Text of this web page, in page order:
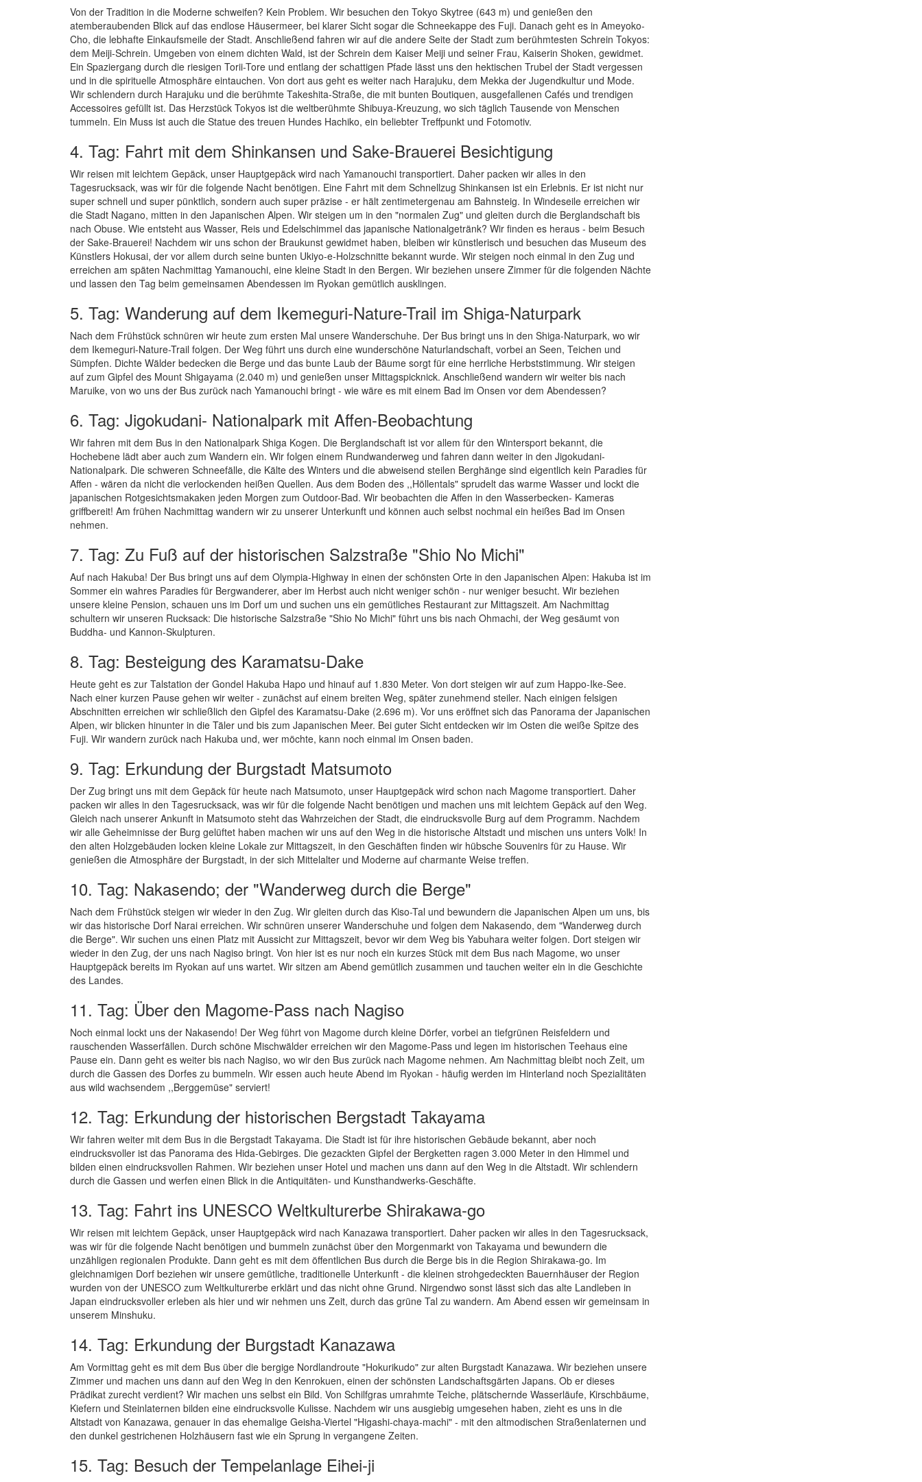
Von der Tradition in die Moderne schweifen? Kein Problem. Wir besuchen den Tokyo Skytree (643 m) und genießen den
atemberaubenden Blick auf das endlose Häusermeer, bei klarer Sicht sogar die Schneekappe des Fuji. Danach geht es in Ameyoko-
Cho, die lebhafte Einkaufsmeile der Stadt. Anschließend fahren wir auf die andere Seite der Stadt zum berühmtesten Schrein Tokyos:
dem Meiji-Schrein. Umgeben von einem dichten Wald, ist der Schrein dem Kaiser Meiji und seiner Frau, Kaiserin Shoken, gewidmet.
Ein Spaziergang durch die riesigen Torii-Tore und entlang der schattigen Pfade lässt uns den hektischen Trubel der Stadt vergessen
und in die spirituelle Atmosphäre eintauchen. Von dort aus geht es weiter nach Harajuku, dem Mekka der Jugendkultur und Mode.
Wir schlendern durch Harajuku und die berühmte Takeshita-Straße, die mit bunten Boutiquen, ausgefallenen Cafés und trendigen
Accessoires gefüllt ist. Das Herzstück Tokyos ist die weltberühmte Shibuya-Kreuzung, wo sich täglich Tausende von Menschen
tummeln. Ein Muss ist auch die Statue des treuen Hundes Hachiko, ein beliebter Treffpunkt und Fotomotiv.
4. Tag: Fahrt mit dem Shinkansen und Sake-Brauerei Besichtigung
Wir reisen mit leichtem Gepäck, unser Hauptgepäck wird nach Yamanouchi transportiert. Daher packen wir alles in den
Tagesrucksack, was wir für die folgende Nacht benötigen. Eine Fahrt mit dem Schnellzug Shinkansen ist ein Erlebnis. Er ist nicht nur
super schnell und super pünktlich, sondern auch super präzise - er hält zentimetergenau am Bahnsteig. In Windeseile erreichen wir
die Stadt Nagano, mitten in den Japanischen Alpen. Wir steigen um in den "normalen Zug" und gleiten durch die Berglandschaft bis
nach Obuse. Wie entsteht aus Wasser, Reis und Edelschimmel das japanische Nationalgetränk? Wir finden es heraus - beim Besuch
der Sake-Brauerei! Nachdem wir uns schon der Braukunst gewidmet haben, bleiben wir künstlerisch und besuchen das Museum des
Künstlers Hokusai, der vor allem durch seine bunten Ukiyo-e-Holzschnitte bekannt wurde. Wir steigen noch einmal in den Zug und
erreichen am späten Nachmittag Yamanouchi, eine kleine Stadt in den Bergen. Wir beziehen unsere Zimmer für die folgenden Nächte
und lassen den Tag beim gemeinsamen Abendessen im Ryokan gemütlich ausklingen.
5. Tag: Wanderung auf dem Ikemeguri-Nature-Trail im Shiga-Naturpark
Nach dem Frühstück schnüren wir heute zum ersten Mal unsere Wanderschuhe. Der Bus bringt uns in den Shiga-Naturpark, wo wir
dem Ikemeguri-Nature-Trail folgen. Der Weg führt uns durch eine wunderschöne Naturlandschaft, vorbei an Seen, Teichen und
Sümpfen. Dichte Wälder bedecken die Berge und das bunte Laub der Bäume sorgt für eine herrliche Herbststimmung. Wir steigen
auf zum Gipfel des Mount Shigayama (2.040 m) und genießen unser Mittagspicknick. Anschließend wandern wir weiter bis nach
Maruike, von wo uns der Bus zurück nach Yamanouchi bringt - wie wäre es mit einem Bad im Onsen vor dem Abendessen?
6. Tag: Jigokudani- Nationalpark mit Affen-Beobachtung
Wir fahren mit dem Bus in den Nationalpark Shiga Kogen. Die Berglandschaft ist vor allem für den Wintersport bekannt, die
Hochebene lädt aber auch zum Wandern ein. Wir folgen einem Rundwanderweg und fahren dann weiter in den Jigokudani-
Nationalpark. Die schweren Schneefälle, die Kälte des Winters und die abweisend steilen Berghänge sind eigentlich kein Paradies für
Affen - wären da nicht die verlockenden heißen Quellen. Aus dem Boden des ,,Höllentals" sprudelt das warme Wasser und lockt die
japanischen Rotgesichtsmakaken jeden Morgen zum Outdoor-Bad. Wir beobachten die Affen in den Wasserbecken- Kameras
griffbereit! Am frühen Nachmittag wandern wir zu unserer Unterkunft und können auch selbst nochmal ein heißes Bad im Onsen
nehmen.
7. Tag: Zu Fuß auf der historischen Salzstraße "Shio No Michi"
Auf nach Hakuba! Der Bus bringt uns auf dem Olympia-Highway in einen der schönsten Orte in den Japanischen Alpen: Hakuba ist im
Sommer ein wahres Paradies für Bergwanderer, aber im Herbst auch nicht weniger schön - nur weniger besucht. Wir beziehen
unsere kleine Pension, schauen uns im Dorf um und suchen uns ein gemütliches Restaurant zur Mittagszeit. Am Nachmittag
schultern wir unseren Rucksack: Die historische Salzstraße "Shio No Michi" führt uns bis nach Ohmachi, der Weg gesäumt von
Buddha- und Kannon-Skulpturen.
8. Tag: Besteigung des Karamatsu-Dake
Heute geht es zur Talstation der Gondel Hakuba Hapo und hinauf auf 1.830 Meter. Von dort steigen wir auf zum Happo-Ike-See.
Nach einer kurzen Pause gehen wir weiter - zunächst auf einem breiten Weg, später zunehmend steiler. Nach einigen felsigen
Abschnitten erreichen wir schließlich den Gipfel des Karamatsu-Dake (2.696 m). Vor uns eröffnet sich das Panorama der Japanischen
Alpen, wir blicken hinunter in die Täler und bis zum Japanischen Meer. Bei guter Sicht entdecken wir im Osten die weiße Spitze des
Fuji. Wir wandern zurück nach Hakuba und, wer möchte, kann noch einmal im Onsen baden.
9. Tag: Erkundung der Burgstadt Matsumoto
Der Zug bringt uns mit dem Gepäck für heute nach Matsumoto, unser Hauptgepäck wird schon nach Magome transportiert. Daher
packen wir alles in den Tagesrucksack, was wir für die folgende Nacht benötigen und machen uns mit leichtem Gepäck auf den Weg.
Gleich nach unserer Ankunft in Matsumoto steht das Wahrzeichen der Stadt, die eindrucksvolle Burg auf dem Programm. Nachdem
wir alle Geheimnisse der Burg gelüftet haben machen wir uns auf den Weg in die historische Altstadt und mischen uns unters Volk! In
den alten Holzgebäuden locken kleine Lokale zur Mittagszeit, in den Geschäften finden wir hübsche Souvenirs für zu Hause. Wir
genießen die Atmosphäre der Burgstadt, in der sich Mittelalter und Moderne auf charmante Weise treffen.
10. Tag: Nakasendo; der "Wanderweg durch die Berge"
Nach dem Frühstück steigen wir wieder in den Zug. Wir gleiten durch das Kiso-Tal und bewundern die Japanischen Alpen um uns, bis
wir das historische Dorf Narai erreichen. Wir schnüren unserer Wanderschuhe und folgen dem Nakasendo, dem "Wanderweg durch
die Berge". Wir suchen uns einen Platz mit Aussicht zur Mittagszeit, bevor wir dem Weg bis Yabuhara weiter folgen. Dort steigen wir
wieder in den Zug, der uns nach Nagiso bringt. Von hier ist es nur noch ein kurzes Stück mit dem Bus nach Magome, wo unser
Hauptgepäck bereits im Ryokan auf uns wartet. Wir sitzen am Abend gemütlich zusammen und tauchen weiter ein in die Geschichte
des Landes.
11. Tag: Über den Magome-Pass nach Nagiso
Noch einmal lockt uns der Nakasendo! Der Weg führt von Magome durch kleine Dörfer, vorbei an tiefgrünen Reisfeldern und
rauschenden Wasserfällen. Durch schöne Mischwälder erreichen wir den Magome-Pass und legen im historischen Teehaus eine
Pause ein. Dann geht es weiter bis nach Nagiso, wo wir den Bus zurück nach Magome nehmen. Am Nachmittag bleibt noch Zeit, um
durch die Gassen des Dorfes zu bummeln. Wir essen auch heute Abend im Ryokan - häufig werden im Hinterland noch Spezialitäten
aus wild wachsendem ,,Berggemüse" serviert!
12. Tag: Erkundung der historischen Bergstadt Takayama
Wir fahren weiter mit dem Bus in die Bergstadt Takayama. Die Stadt ist für ihre historischen Gebäude bekannt, aber noch
eindrucksvoller ist das Panorama des Hida-Gebirges. Die gezackten Gipfel der Bergketten ragen 3.000 Meter in den Himmel und
bilden einen eindrucksvollen Rahmen. Wir beziehen unser Hotel und machen uns dann auf den Weg in die Altstadt. Wir schlendern
durch die Gassen und werfen einen Blick in die Antiquitäten- und Kunsthandwerks-Geschäfte.
13. Tag: Fahrt ins UNESCO Weltkulturerbe Shirakawa-go
Wir reisen mit leichtem Gepäck, unser Hauptgepäck wird nach Kanazawa transportiert. Daher packen wir alles in den Tagesrucksack,
was wir für die folgende Nacht benötigen und bummeln zunächst über den Morgenmarkt von Takayama und bewundern die
unzähligen regionalen Produkte. Dann geht es mit dem öffentlichen Bus durch die Berge bis in die Region Shirakawa-go. Im
gleichnamigen Dorf beziehen wir unsere gemütliche, traditionelle Unterkunft - die kleinen strohgedeckten Bauernhäuser der Region
wurden von der UNESCO zum Weltkulturerbe erklärt und das nicht ohne Grund. Nirgendwo sonst lässt sich das alte Landleben in
Japan eindrucksvoller erleben als hier und wir nehmen uns Zeit, durch das grüne Tal zu wandern. Am Abend essen wir gemeinsam in
unserem Minshuku.
14. Tag: Erkundung der Burgstadt Kanazawa
Am Vormittag geht es mit dem Bus über die bergige Nordlandroute "Hokurikudo" zur alten Burgstadt Kanazawa. Wir beziehen unsere
Zimmer und machen uns dann auf den Weg in den Kenrokuen, einen der schönsten Landschaftsgärten Japans. Ob er dieses
Prädikat zurecht verdient? Wir machen uns selbst ein Bild. Von Schilfgras umrahmte Teiche, plätschernde Wasserläufe, Kirschbäume,
Kiefern und Steinlaternen bilden eine eindrucksvolle Kulisse. Nachdem wir uns ausgiebig umgesehen haben, zieht es uns in die
Altstadt von Kanazawa, genauer in das ehemalige Geisha-Viertel "Higashi-chaya-machi" - mit den altmodischen Straßenlaternen und
den dunkel gestrichenen Holzhäusern fast wie ein Sprung in vergangene Zeiten.
15. Tag: Besuch der Tempelanlage Eihei-ji